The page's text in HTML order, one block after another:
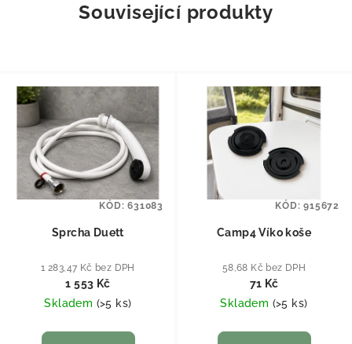
Související produkty
Sprcha Duett
1 283,47 Kč bez DPH
1 553 Kč
Skladem (>5 ks)
KÓD:631083
Camp4 Víko koše
58,68 Kč bez DPH
71 Kč
Skladem (>5 ks)
KÓD:915672